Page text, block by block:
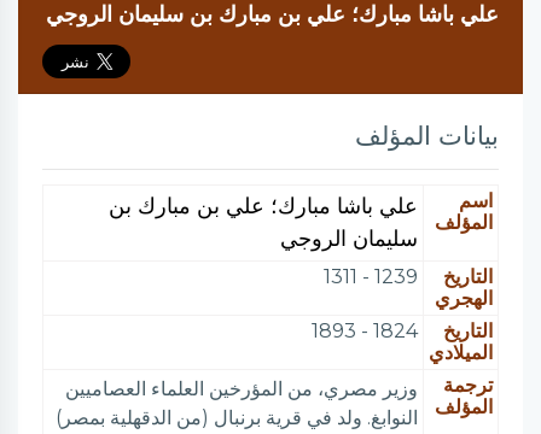
علي باشا مبارك؛ علي بن مبارك بن سليمان الروجي
بيانات المؤلف
اسم
المؤلف
علي باشا مبارك؛ علي بن مبارك بن
سليمان الروجي
التاريخ
الهجري
1239 - 1311
التاريخ
الميلادي
1824 - 1893
ترجمة
المؤلف
وزير مصري، من المؤرخين العلماء العصاميين
النوابغ. ولد في قرية برنبال (من الدقهلية بمصر)